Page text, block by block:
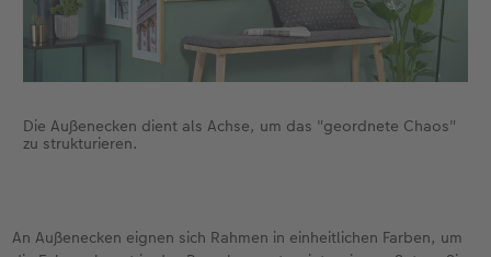
Die Außenecken dient als Achse, um das "geordnete Chaos"
zu strukturieren.
An Außenecken eignen sich Rahmen in einheitlichen Farben, um